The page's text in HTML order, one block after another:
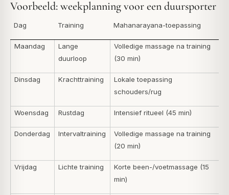
Voorbeeld: weekplanning voor een duursporter
Dag Training Mahanarayana-toepassing
Maandag
Lange
duurloop
Volledige massage na training
(30 min)
Dinsdag Krachttraining
Lokale toepassing
schouders/rug
Woensdag Rustdag Intensief ritueel (45 min)
Donderdag Intervaltraining
Volledige massage na training
(20 min)
Vrijdag Lichte training
Korte been-/voetmassage (15
min)